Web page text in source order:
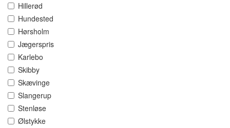
Hillerød
Hundested
Hørsholm
Jægerspris
Karlebo
Skibby
Skævinge
Slangerup
Stenløse
Ølstykke